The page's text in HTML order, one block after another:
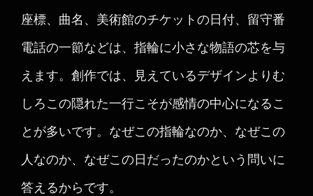
座標、曲名、美術館のチケットの日付、留守番
電話の一節などは、指輪に小さな物語の芯を与
えます。創作では、見えているデザインよりむ
しろこの隠れた一行こそが感情の中心になるこ
とが多いです。なぜこの指輪なのか、なぜこの
人なのか、なぜこの日だったのかという問いに
答えるからです。